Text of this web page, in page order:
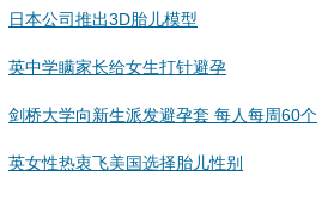
日本公司推出3D胎儿模型
英中学瞒家长给女生打针避孕
剑桥大学向新生派发避孕套 每人每周60个
英女性热衷飞美国选择胎儿性别